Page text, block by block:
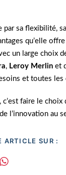
par sa flexibilité,
qu’elle
un large choix
, Leroy Merlin et
et toutes les
faire le choix
l’innovation au
ARTICLE SUR :